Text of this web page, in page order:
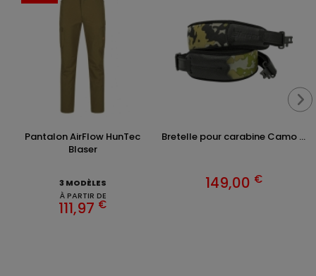
Pantalon AirFlow HunTec
Blaser
3 MODÈLES
À PARTIR DE
111,97 €
Bretelle pour carabine Camo ...
149,00 €